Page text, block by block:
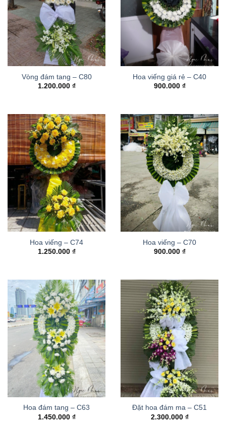
Vòng đám tang – C80
1.200.000 ₫
Hoa viếng giá rẻ – C40
900.000 ₫
Hoa viếng – C74
1.250.000 ₫
Hoa viếng – C70
900.000 ₫
Hoa đám tang – C63
1.450.000 ₫
Đặt hoa đám ma – C51
2.300.000 ₫